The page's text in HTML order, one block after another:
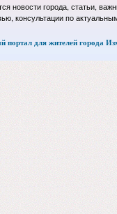
новости города, статьи,
консультации по
портал для жителей города